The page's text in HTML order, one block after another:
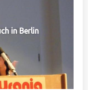
in Berlin